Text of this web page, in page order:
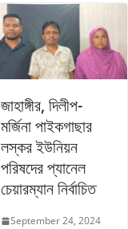
জাহাঙ্গীর, দিলীপ-
মর্জিনা পাইকগাছার
লস্কর ইউনিয়ন
পরিষদের প্যানেল
চেয়ারম্যান নির্বাচিত
September 24, 2024